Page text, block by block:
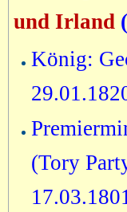
und Irland (
König:
(Tory